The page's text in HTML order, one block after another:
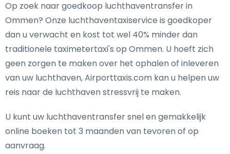
Op zoek naar goedkoop luchthaventransfer in
Ommen? Onze luchthaventaxiservice is goedkoper
dan u verwacht en kost tot wel 40% minder dan
traditionele taximetertaxi's op Ommen. U hoeft zich
geen zorgen te maken over het ophalen of inleveren
van uw luchthaven, Airporttaxis.com kan u helpen uw
reis naar de luchthaven stressvrij te maken.
U kunt uw luchthaventransfer snel en gemakkelijk
online boeken tot 3 maanden van tevoren of op
aanvraag.